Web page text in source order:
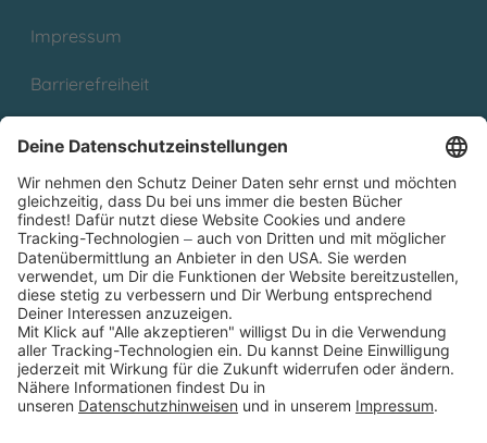
Impressum
Barrierefreiheit
Partnerprogramm (Affiliate)
Folge uns auf
* Versandkostenfrei ab 9,00 € Bestellwert innerhalb
Deutschlands
** Lieferzeit 1-3 Werktage innerhalb Deutschlands